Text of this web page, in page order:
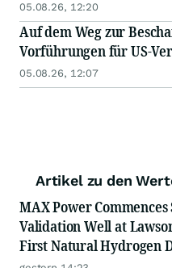
05.08.26, 12:20
Auf dem Weg zur
Vorführungen für US-
05.08.26, 12:07
Artikel zu den
MAX Power
Validation Well at
First Natural Hydrogen